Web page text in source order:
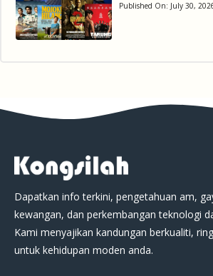
Published On: July 30,
Dapatkan info terkini, pengetahuan am,
kewangan, dan perkembangan teknologi
Kami menyajikan kandungan berkualiti,
untuk kehidupan moden anda.